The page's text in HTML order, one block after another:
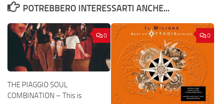
POTREBBERO INTERESSARTI ANCHE...
0
THE PIAGGIO SOUL
COMBINATION – This is
0